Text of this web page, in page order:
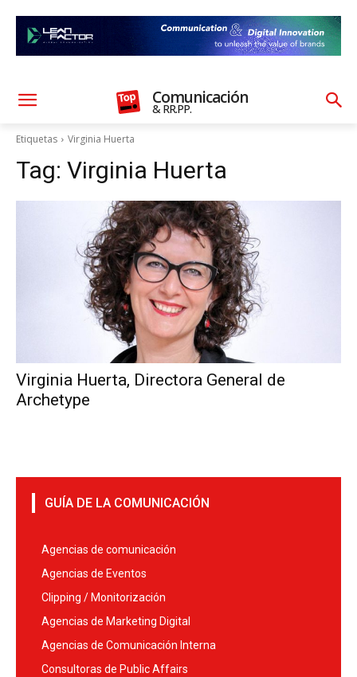
Comunicación
& RR.PP.
Etiquetas Virginia Huerta
Tag: Virginia Huerta
Virginia Huerta, Directora General de
Archetype
GUÍA DE LA COMUNICACIÓN
Agencias de comunicación
Agencias de Eventos
Clipping / Monitorización
Agencias de Marketing Digital
Agencias de Comunicación Interna
Consultoras de Public Affairs